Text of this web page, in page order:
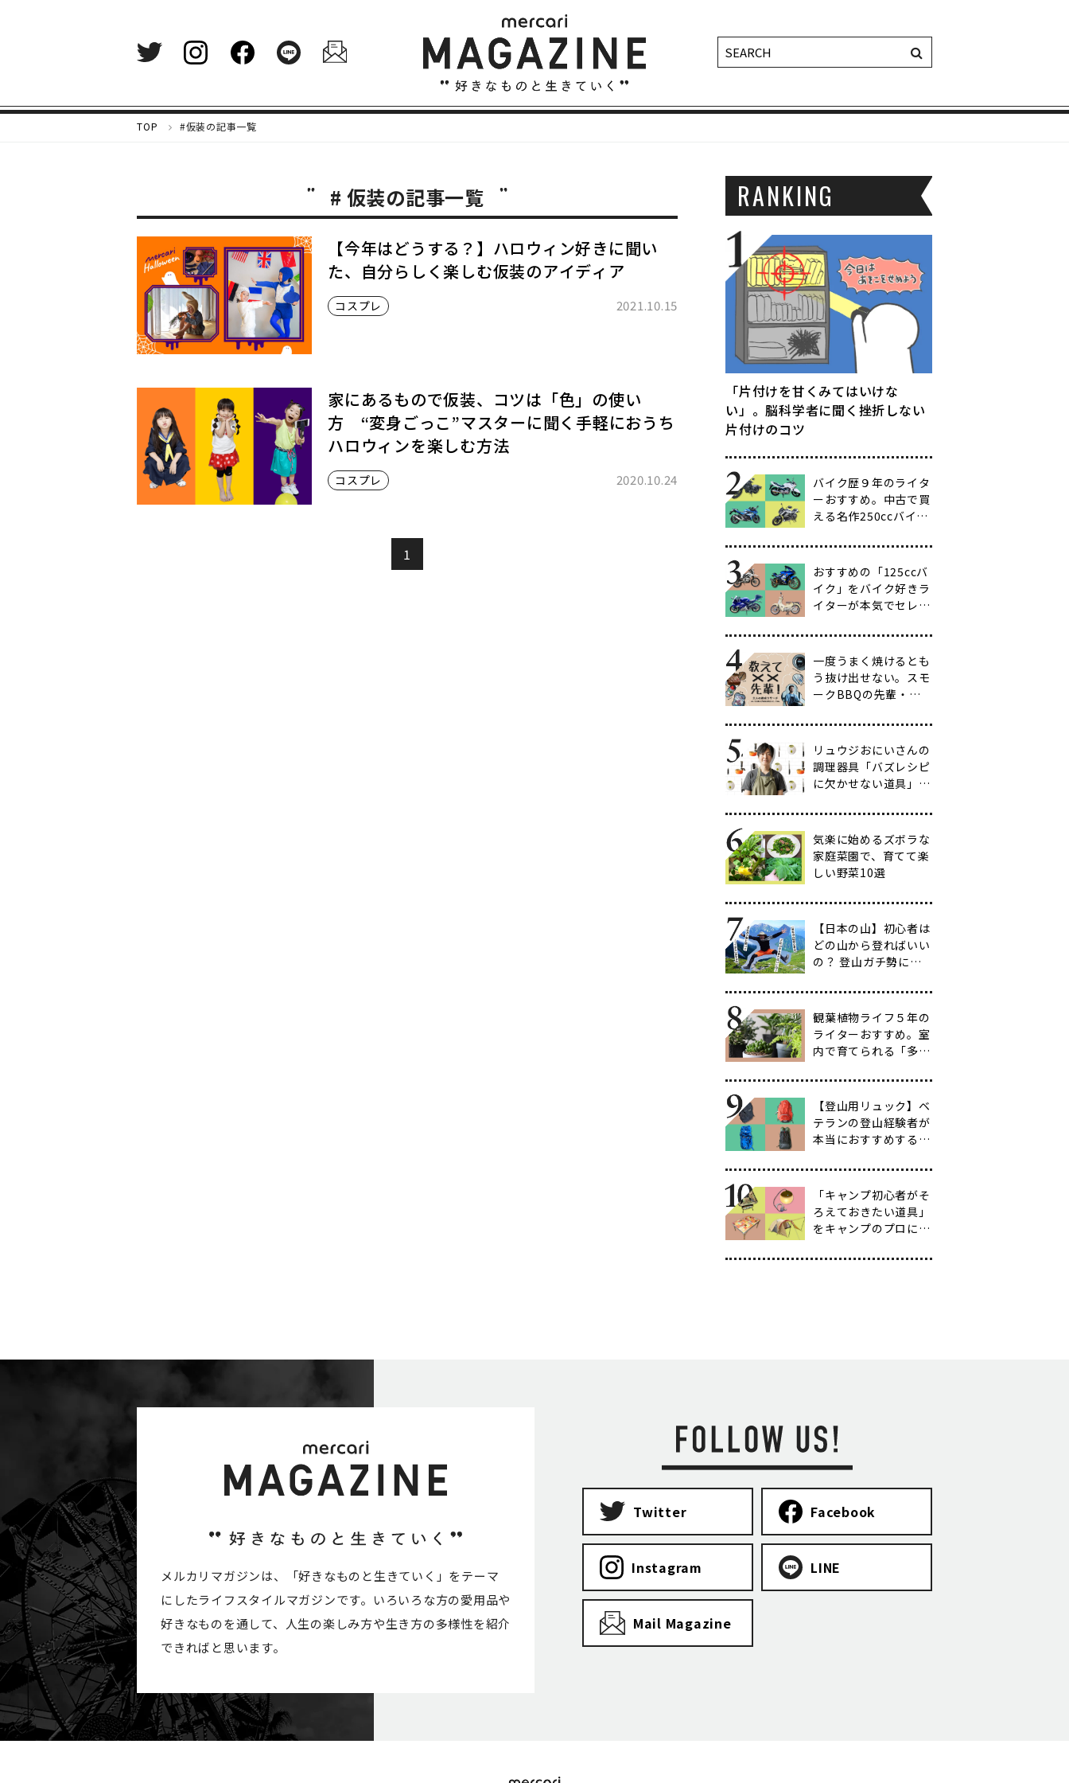
TOP
メ
-
好
き
な
も
の
て
い
く
#仮装の記事一覧
# 仮装の記事一覧
【今年はどうする？】ハロウィン好きに聞い
た、自分らしく楽しむ仮装のアイディア
コスプレ 2021.10.15
家にあるもので仮装、コツは「色」の使い
方 “変身ごっこ”マスターに聞く手軽におうち
ハロウィンを楽しむ方法
コスプレ 2020.10.24
1
RANKING
「片付けを甘くみてはいけな
い」。脳科学者に聞く挫折しない
片付けのコツ
バイク歴９年のライタ
ーおすすめ。中古で買
える名作250ccバイク
からベテラン向けま
で】
おすすめの「125ccバ
イク」をバイク好きラ
イターが本気でセレク
一度うまく焼けるとも
う抜け出せない。スモ
ークBBQの先輩・渋
だわりのアイテム20
選
リュウジおにいさんの
調理器具「バズレシピ
に欠かせない道具」５
気楽に始めるズボラな
家庭菜園で、育てて楽
しい野菜10選
【日本の山】初心者は
どの山から登ればいい
の？ 登山ガチ勢に聞
ぎ】
観葉植物ライフ５年の
ライターおすすめ。室
内で育てられる「多肉
育て方も紹介】
【登山用リュック】ベ
テランの登山経験者が
本当におすすめする容
選
「キャンプ初心者がそ
ろえておきたい道具」
をキャンプのプロに聞
メルカリマガジンは、「好きなものと生きていく」をテーマ
にしたライフスタイルマガジンです。いろいろな方の愛用品や
好きなものを通して、人生の楽しみ方や生き方の多様性を紹介
できればと思います。
Twitter Facebook
Instagram LINE
Mail Magazine